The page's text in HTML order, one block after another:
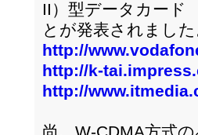
II）型データカード
とが発表されました
http://
http://k-
http://